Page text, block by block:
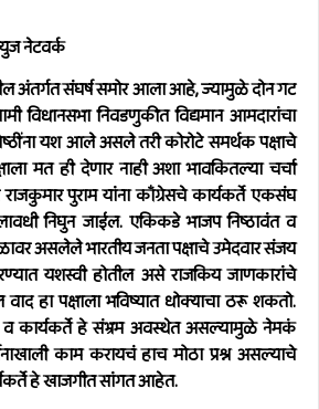
नेटवर्क
अंतर्गत संघर्ष समोर आला आहे, ज्यामुळे दोन गट
विधानसभा निवडणुकीत विद्यमान आमदारांचा
यश आले असले तरी कोरोटे समर्थक पक्षाचे
मत ही देणार नाही अशा भावकितल्या चर्चा
पुराम यांना काँग्रेसचे कार्यकर्ते एकसंघ
निघुन जाईल. एकिकडे भाजप निष्ठावंत व
असलेले भारतीय जनता पक्षाचे उमेदवार संजय
यशस्वी होतील असे राजकिय जाणकारांचे
हा पक्षाला भविष्यात धोक्याचा ठरू शकतो.
व कार्यकर्ते हे संभ्रम अवस्थेत असल्यामुळे नेमकं
काम करायचं हाच मोठा प्रश्न असल्याचे
हे खाजगीत सांगत आहेत.